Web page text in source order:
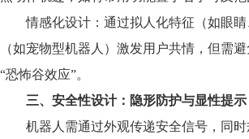
情感化设计：通过拟人化特征（如眼
（如宠物型机器人）激发用户共情，但需
“恐怖谷效应”。
三、安全性设计：隐形防护与显性提示
机器人需通过外观传递安全信号，同时